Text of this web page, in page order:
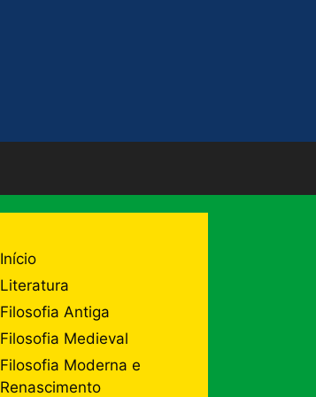
Início
Literatura
Filosofia Antiga
Filosofia Medieval
Filosofia Moderna e
Renascimento